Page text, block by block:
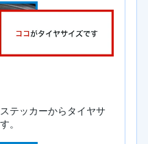
テッカーからタイヤサ
。